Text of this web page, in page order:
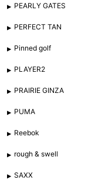
PEARLY GATES
PERFECT TAN
Pinned golf
PLAYER2
PRAIRIE GINZA
PUMA
Reebok
rough & swell
SAXX